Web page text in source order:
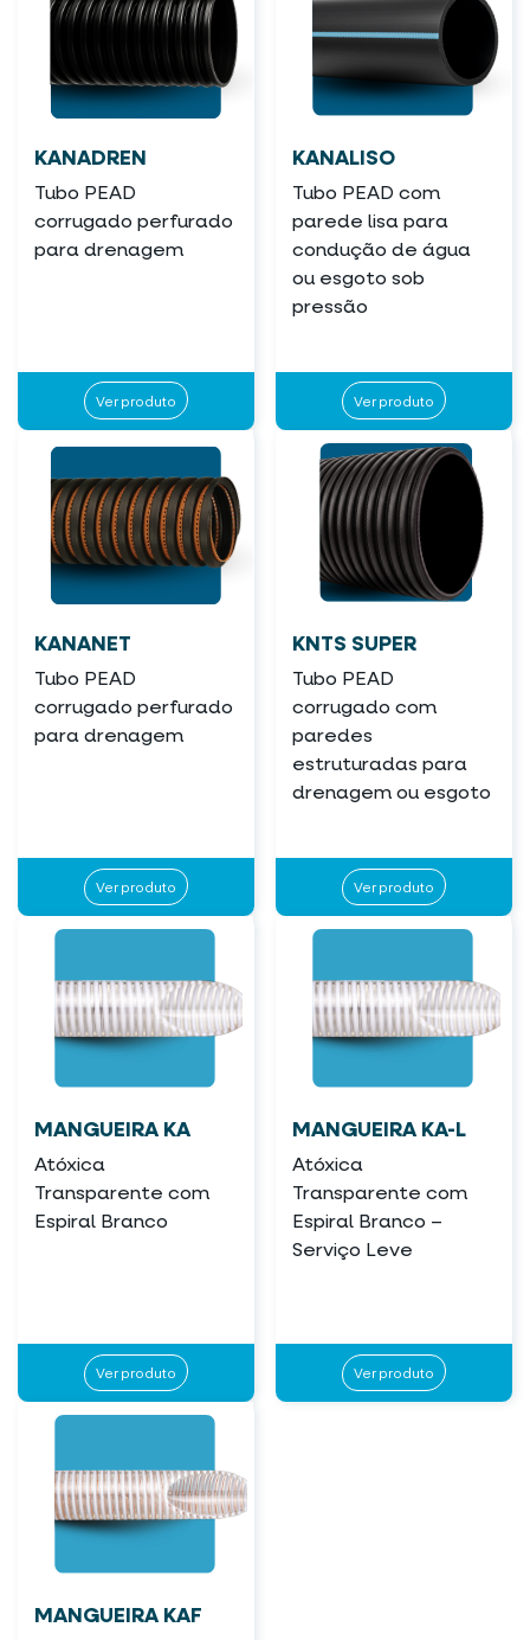
KANADREN
Tubo PEAD
corrugado perfurado
para drenagem
Ver produto
KANALISO
Tubo PEAD com
parede lisa para
condução de água
ou esgoto sob
pressão
Ver produto
KANANET
Tubo PEAD
corrugado perfurado
para drenagem
Ver produto
KNTS SUPER
Tubo PEAD
corrugado com
paredes
estruturadas para
drenagem ou esgoto
Ver produto
MANGUEIRA KA
Atóxica
Transparente com
Espiral Branco
Ver produto
MANGUEIRA KA-L
Atóxica
Transparente com
Espiral Branco –
Serviço Leve
Ver produto
MANGUEIRA KAF